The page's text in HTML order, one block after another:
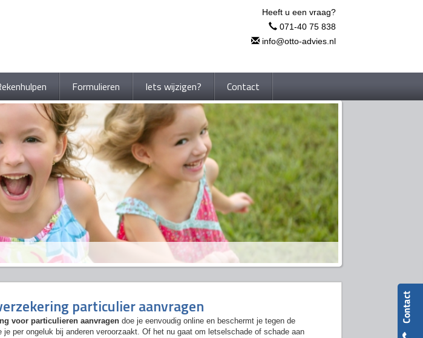
Heeft u een vraag?
071-40 75 838
info@otto-advies.nl
Formulieren Iets wijzigen? Contact
particulier aanvragen
voor particulieren aanvragen doe je eenvoudig online en beschermt je tegen de
per ongeluk bij anderen veroorzaakt. Of het nu gaat om letselschade of schade aan